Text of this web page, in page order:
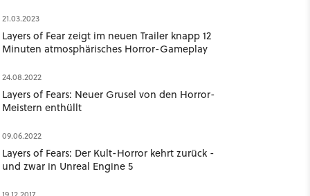
21.03.2023
Layers of Fear zeigt im neuen Trailer knapp 12
Minuten atmosphärisches Horror-Gameplay
24.08.2022
Layers of Fears: Neuer Grusel von den Horror-
Meistern enthüllt
09.06.2022
Layers of Fears: Der Kult-Horror kehrt zurück -
und zwar in Unreal Engine 5